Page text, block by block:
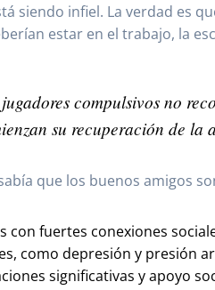
siendo infiel. La verdad es
estar en el trabajo, la
compulsivos no
su recuperación de la
que los buenos amigos
con fuertes conexiones
como depresión y presión
significativas y apoyo